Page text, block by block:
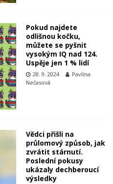
Pokud najdete
odlišnou kočku,
můžete se pyšnit
vysokým IQ nad 124.
Uspěje jen 1 % lidí
28. 9. 2024
Pavlína
Nečasová
Vědci přišli na
průlomový způsob, jak
zvrátit stárnutí.
Poslední pokusy
ukázaly dechberoucí
výsledky